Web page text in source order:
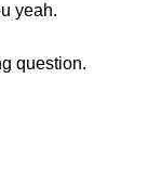
yeah.
question.